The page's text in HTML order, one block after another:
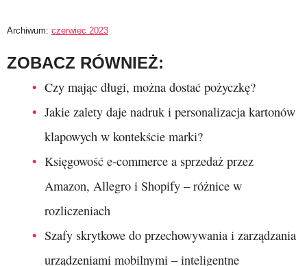
Archiwum: czerwiec 2023
ZOBACZ RÓWNIEŻ:
Czy mając długi, można dostać pożyczkę?
Jakie zalety daje nadruk i personalizacja kartonów
klapowych w kontekście marki?
Księgowość e-commerce a sprzedaż przez
Amazon, Allegro i Shopify – różnice w
rozliczeniach
Szafy skrytkowe do przechowywania i zarządzania
urządzeniami mobilnymi – inteligentne